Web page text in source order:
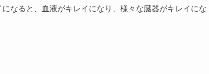
なると、血液がキレイになり、様々な臓器がキレイにな